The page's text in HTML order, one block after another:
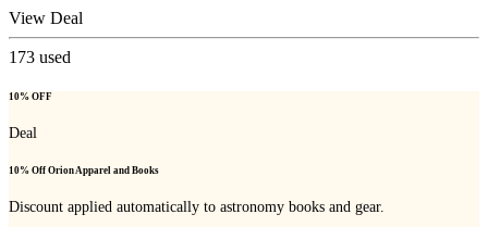
View Deal
173 used
10% OFF
Deal
10% Off Orion Apparel and Books
Discount applied automatically to astronomy books and gear.